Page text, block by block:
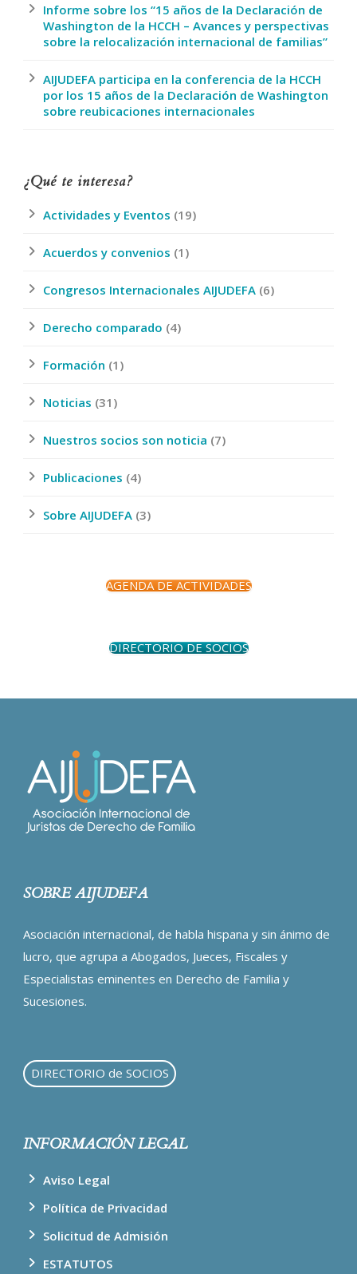
Informe sobre los “15 años de la Declaración de
Washington de la HCCH – Avances y perspectivas
sobre la relocalización internacional de familias”
AIJUDEFA participa en la conferencia de la HCCH
por los 15 años de la Declaración de Washington
sobre reubicaciones internacionales
¿Qué te interesa?
Actividades y Eventos (19)
Acuerdos y convenios (1)
Congresos Internacionales AIJUDEFA (6)
Derecho comparado (4)
Formación (1)
Noticias (31)
Nuestros socios son noticia (7)
Publicaciones (4)
Sobre AIJUDEFA (3)
AGENDA DE ACTIVIDADES
DIRECTORIO DE SOCIOS
SOBRE AIJUDEFA
Asociación internacional, de habla hispana y sin ánimo de
lucro, que agrupa a Abogados, Jueces, Fiscales y
Especialistas eminentes en Derecho de Familia y
Sucesiones.
DIRECTORIO de SOCIOS
INFORMACIÓN LEGAL
Aviso Legal
Política de Privacidad
Solicitud de Admisión
ESTATUTOS